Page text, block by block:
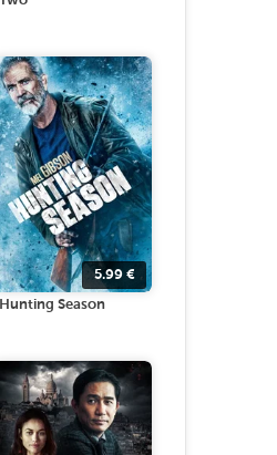
5.99€
Hunting Season